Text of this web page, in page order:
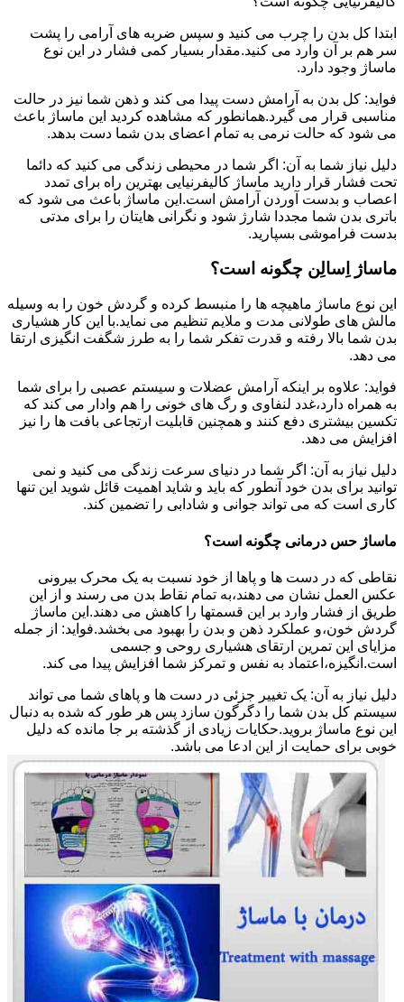
ابتدا کل بدن را چرب می کنید و سپس ضربه های آرامی را پشت
سر هم بر آن وارد می کنید.مقدار بسیار کمی فشار در این نوع
ماساژ وجود دارد.
فواید: کل بدن به آرامش دست پیدا می کند و ذهن شما نیز در حالت
مناسبی قرار می گیرد.همانطور که مشاهده کردید این ماساژ باعث
می شود که حالت نرمی به تمام اعضای بدن شما دست بدهد.
دلیل نیاز شما به آن: اگر شما در محیطی زندگی می کنید که دائما
تحت فشار قرار دارید ماساژ کالیفرنیایی بهترین راه برای تمدد
اعصاب و بدست آوردن آرامش است.این ماساژ باعث می شود که
باتری بدن شما مجددا شارژ شود و نگرانی هایتان را برای مدتی
بدست فراموشی بسپارید.
ماساژ اِسالِن چگونه است؟
این نوع ماساژ ماهیچه ها را منبسط کرده و گردش خون را به وسیله
مالش های طولانی مدت و ملایم تنظیم می نماید.با این کار هشیاری
بدن شما بالا رفته و قدرت تفکر شما را به طرز شگفت انگیزی ارتقا
می دهد.
فواید: علاوه بر اینکه آرامش عضلات و سیستم عصبی را برای شما
به همراه دارد،غدد لنفاوی و رگ های خونی را هم وادار می کند که
تکسین بیشتری دفع کنند و همچنین قابلیت ارتجاعی بافت ها را نیز
افزایش می دهد.
دلیل نیاز به آن: اگر شما در دنیای سرعت زندگی می کنید و نمی
توانید برای بدن خود آنطور که باید و شاید اهمیت قائل شوید این تنها
کاری است که می تواند جوانی و شادابی را تضمین کند.
ماساژ حس درمانی چگونه است؟
نقاطی که در دست ها و پاها از خود نسبت به یک محرک بیرونی
عکس العمل نشان می دهند،به تمام نقاط بدن می رسند و از این
طریق از فشار وارد بر این قسمتها را کاهش می دهند.این ماساژ
گردش خون،و عملکرد ذهن و بدن را بهبود می بخشد.فواید: از جمله
مزایای این تمرین ارتقای هشیاری روحی و جسمی
است.انگیزه،اعتماد به نفس و تمرکز شما افزایش پیدا می کند.
دلیل نیاز به آن: یک تغییر جزئی در دست ها و پاهای شما می تواند
سیستم کل بدن شما را دگرگون سازد پس هر طور که شده به دنبال
این نوع ماساژ بروید.حکایات زیادی از گذشته بر جا مانده که دلیل
خوبی برای حمایت از این ادعا می باشد.